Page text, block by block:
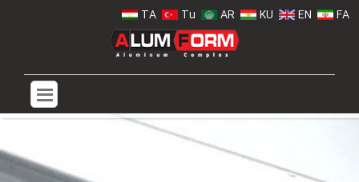
FA
EN
KU
AR
Tu
TA